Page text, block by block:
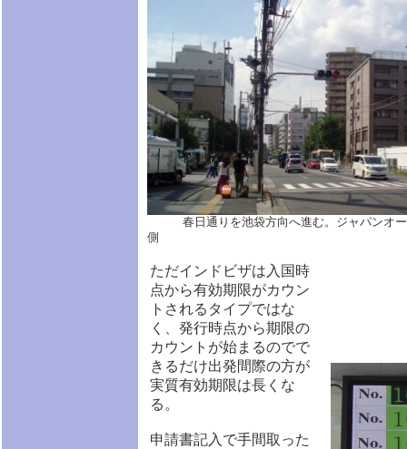
春日通りを池袋方向へ進む。ジャパンオー
側
ただインドビザは入国時
点から有効期限がカウン
トされるタイプではな
く、発行時点から期限の
カウントが始まるのでで
きるだけ出発間際の方が
実質有効期限は長くな
る。
申請書記入で手間取った